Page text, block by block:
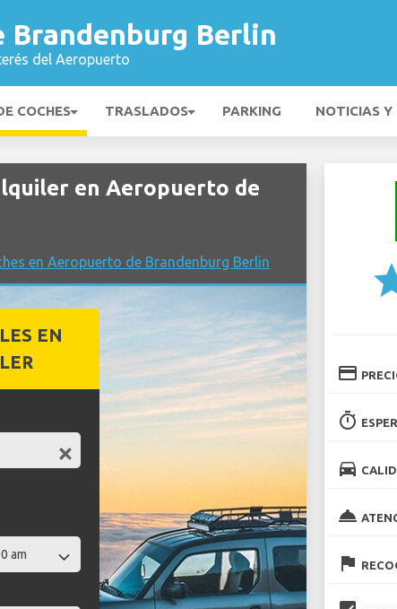
Brandenburg Berlin
del Aeropuerto
COCHES TRASLADOS PARKING NOTICIAS Y
en Aeropuerto de
en Aeropuerto de Brandenburg Berlin
EN
credit_card
timer
directions_car
room_service
flag